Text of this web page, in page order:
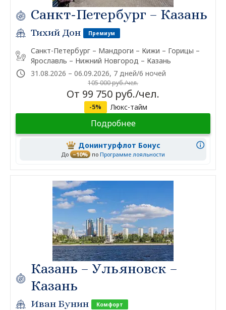
Санкт-Петербург – Казань
Тихий Дон Премиум
Санкт-Петербург – Мандроги – Кижи – Горицы –
Ярославль – Нижний Новгород – Казань
31.08.2026 – 06.09.2026, 7 дней/6 ночей
105 000 руб./чел.
От 99 750 руб./чел.
-5% Люкс-тайм
Подробнее
Донинтурфлот Бонус
До –10% по Программе лояльности
Казань – Ульяновск –
Казань
Иван Бунин Комфорт